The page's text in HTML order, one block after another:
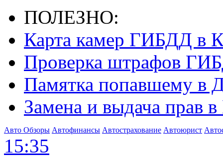
ПОЛЕЗНО:
Карта камер ГИБДД в
Проверка штрафов
Памятка попавшему в
Замена и выдача прав
Авто Обзоры Автофинансы Автострахование Автоюрист
15:35